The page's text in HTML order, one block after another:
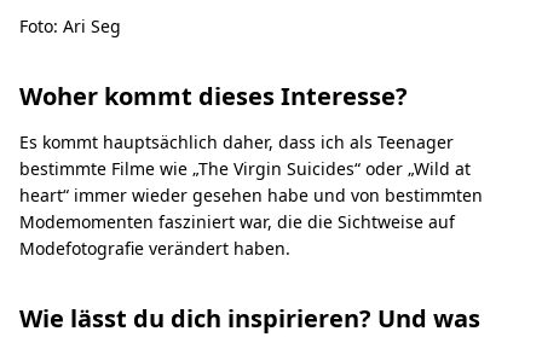
Foto: Ari Seg
Woher kommt dieses Interesse?
Es kommt hauptsächlich daher, dass ich als Teenager
bestimmte Filme wie „The Virgin Suicides“ oder „Wild at
heart“ immer wieder gesehen habe und von bestimmten
Modemomenten fasziniert war, die die Sichtweise auf
Modefotografie verändert haben.
Wie lässt du dich inspirieren? Und was